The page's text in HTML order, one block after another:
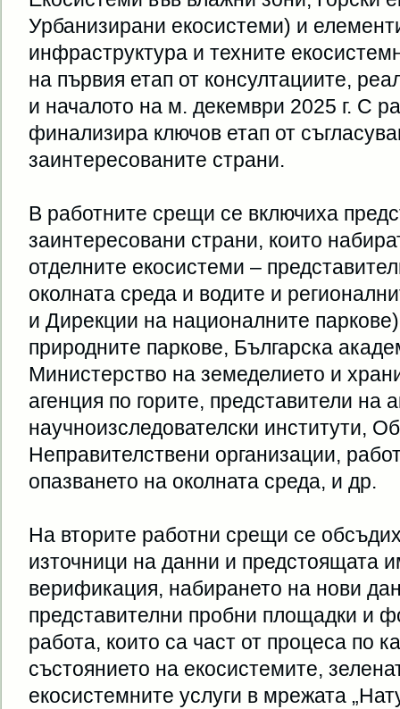
Урбанизирани екосистеми) и
инфраструктура и техните
на първия етап от консултациите,
и началото на м. декември 2025 г. С
финализира ключов етап от
заинтересованите страни.
В работните срещи се включиха
заинтересовани страни, които
отделните екосистеми –
околната среда и водите и
и Дирекции на националните
природните паркове, Българска
Министерство на земеделието и
агенция по горите, представители
научноизследователски институти,
Неправителствени организации,
опазването на околната среда, и др.
На вторите работни срещи се
източници на данни и предстоящата
верификация, набирането на нови
представителни пробни площадки и
работа, които са част от процеса по
състоянието на екосистемите,
екосистемните услуги в мрежата